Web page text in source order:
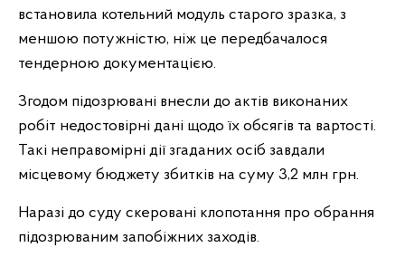
встановила котельний модуль старого зразка, з
меншою потужністю, ніж це передбачалося
тендерною документацією.
Згодом підозрювані внесли до актів виконаних
робіт недостовірні дані щодо їх обсягів та вартості.
Такі неправомірні дії згаданих осіб завдали
місцевому бюджету збитків на суму 3,2 млн грн.
Наразі до суду скеровані клопотання про обрання
підозрюваним запобіжних заходів.